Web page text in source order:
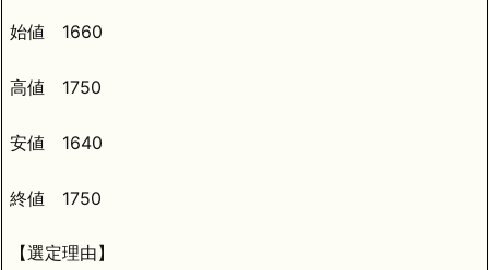
始値 1660
高値 1750
安値 1640
終値 1750
【選定理由】